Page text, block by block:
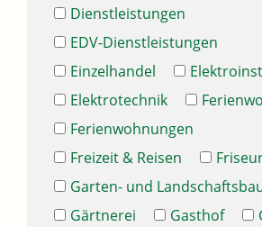
Dienstleistungen
EDV-Dienstleistungen
Einzelhandel
Elektrotechnik
Ferienwohnungen
Freizeit & Reisen
Garten- und
Gärtnerei
Gasthof